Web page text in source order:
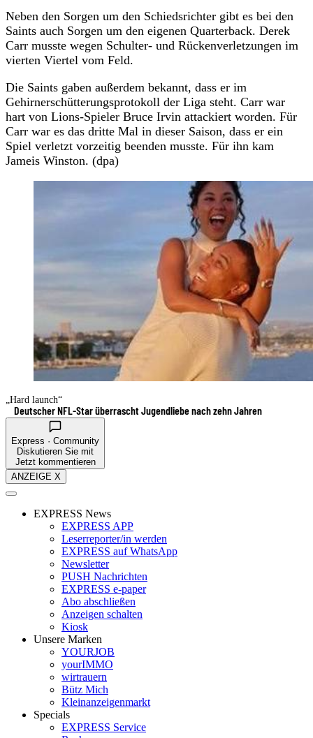
Neben den Sorgen um den Schiedsrichter gibt es bei den
Saints auch Sorgen um den eigenen Quarterback. Derek
Carr musste wegen Schulter- und Rückenverletzungen im
vierten Viertel vom Feld.
Die Saints gaben außerdem bekannt, dass er im
Gehirnerschütterungsprotokoll der Liga steht. Carr war
hart von Lions-Spieler Bruce Irvin attackiert worden. Für
Carr war es das dritte Mal in dieser Saison, dass er ein
Spiel verletzt vorzeitig beenden musste. Für ihn kam
Jameis Winston. (dpa)
„Hard launch“
Deutscher NFL-Star überrascht Jugendliebe nach zehn Jahren
Express · Community
Diskutieren Sie mit
Jetzt kommentieren
ANZEIGE X
EXPRESS News
EXPRESS APP
Leserreporter/in werden
EXPRESS auf WhatsApp
Newsletter
PUSH Nachrichten
EXPRESS e-paper
Abo abschließen
Anzeigen schalten
Kiosk
Unsere Marken
YOURJOB
yourIMMO
wirtrauern
Bütz Mich
Kleinanzeigenmarkt
Specials
EXPRESS Service